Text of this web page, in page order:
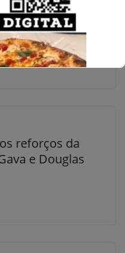
policiais
reforços da
e Douglas